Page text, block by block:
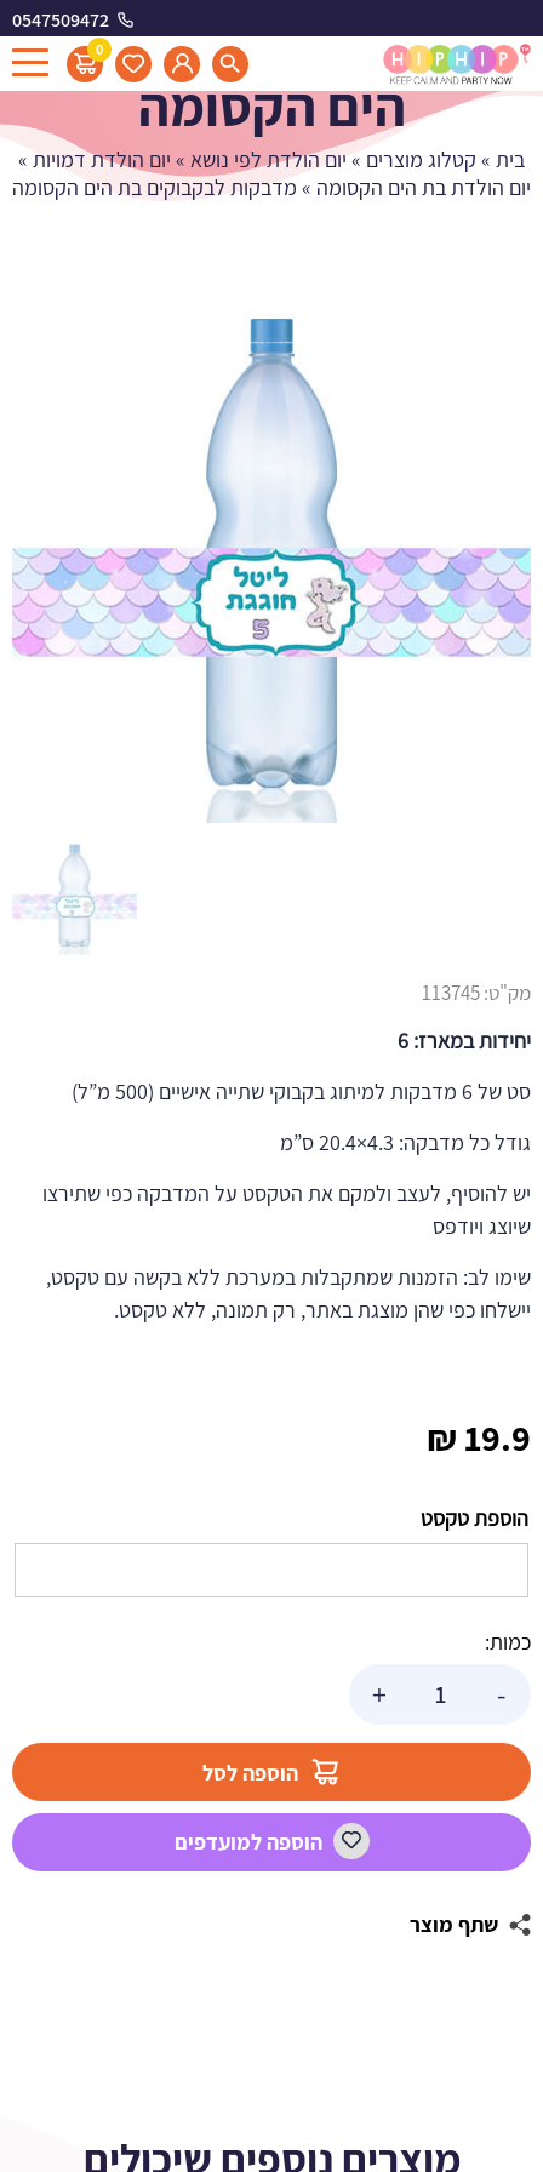
0547509472
0
מדבקות לבקבוקים בת
הים הקסומה
בית » קטלוג מוצרים » יום הולדת לפי נושא » יום הולדת דמויות »
יום הולדת בת הים הקסומה » מדבקות לבקבוקים בת הים הקסומה
19.9
₪
הוספת טקסט
כמות:
-
הים
+
הוספה לסל
הוספה למועדפים
שתף מוצר
מק"ט:113745
יחידות במארז: 6
סט של 6 מדבקות למיתוג בקבוקי שתייה אישיים (500 מ”ל)
גודל כל מדבקה: 4.3×20.4 ס”מ
יש להוסיף, לעצב ולמקם את הטקסט על המדבקה כפי שתירצו
שיוצג ויודפס
שימו לב: הזמנות שמתקבלות במערכת ללא בקשה עם טקסט,
יישלחו כפי שהן מוצגת באתר, רק תמונה, ללא טקסט.
מוצרים נוספים שיכולים